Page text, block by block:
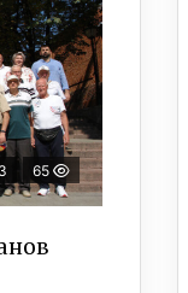
65